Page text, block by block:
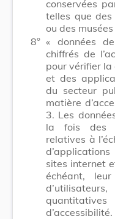
conservées
telles que
ou des musées
8° « données
chiffrés de
pour vérifier
et des
du secteur
matière
3. Les
la fois des
relatives à
sites internet
échéant,
d’accessibilité.